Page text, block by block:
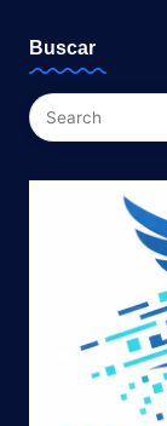
t
a
n
t
Buscar